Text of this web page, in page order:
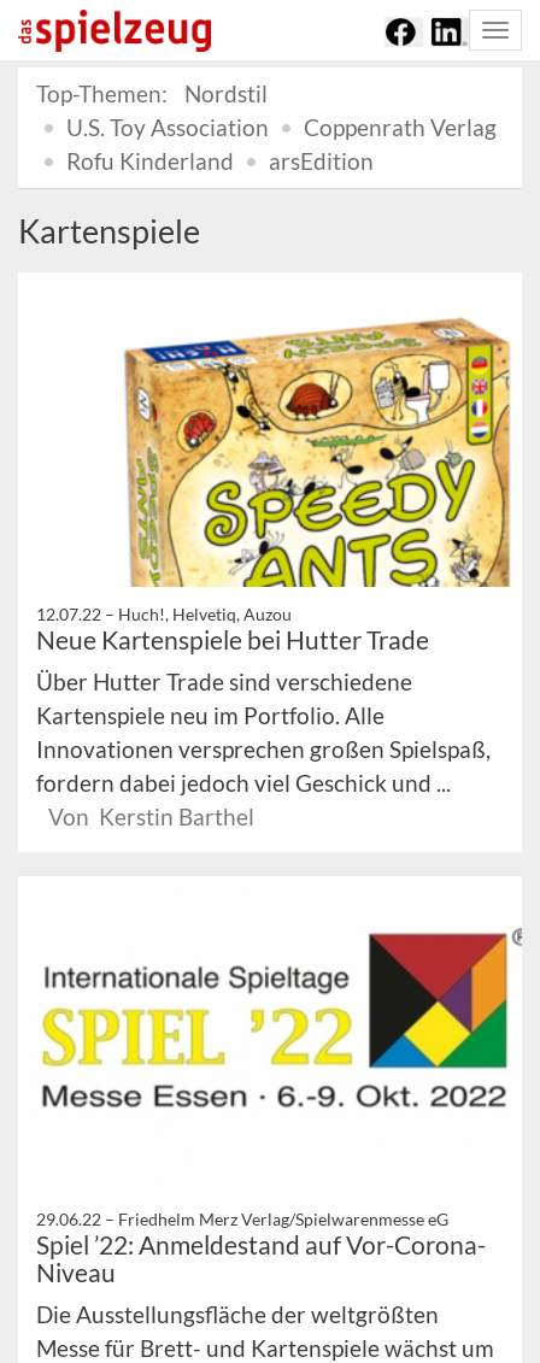
Top-Themen:
Nordstil
U.S. Toy Association
Coppenrath Verlag
Rofu Kinderland
arsEdition
Kartenspiele
12.07.22 – Huch!, Helvetiq, Auzou
Neue Kartenspiele bei Hutter Trade
Über Hutter Trade sind verschiedene
Kartenspiele neu im Portfolio. Alle
Innovationen versprechen großen Spielspaß,
fordern dabei jedoch viel Geschick und ...
Von Kerstin Barthel
29.06.22 – Friedhelm Merz Verlag/Spielwarenmesse eG
Spiel ’22: Anmeldestand auf Vor-Corona-
Niveau
Die Ausstellungsfläche der weltgrößten
Messe für Brett- und Kartenspiele wächst um